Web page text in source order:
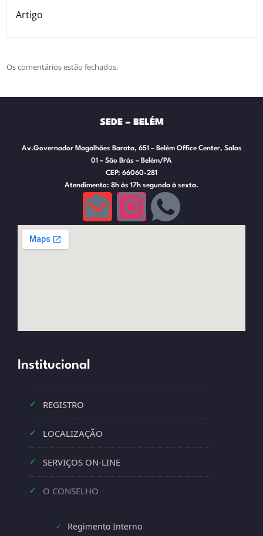
Artigo
Os comentários estão fechados.
SEDE – BELÉM
Av.Governador Magalhães Barata, 651 – Belém Office Center, Salas
01 – São Brás – Belém/PA
CEP: 66060-281
Atendimento: 8h às 17h segunda à sexta.
Institucional
✓ REGISTRO
✓ LOCALIZAÇÃO
✓ SERVIÇOS ON-LINE
✓ O CONSELHO
✓ Regimento Interno